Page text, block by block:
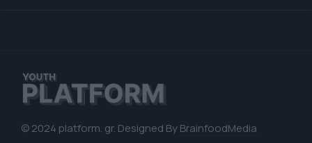
© 2024 platform. gr. Designed ByBrainfoodMedia